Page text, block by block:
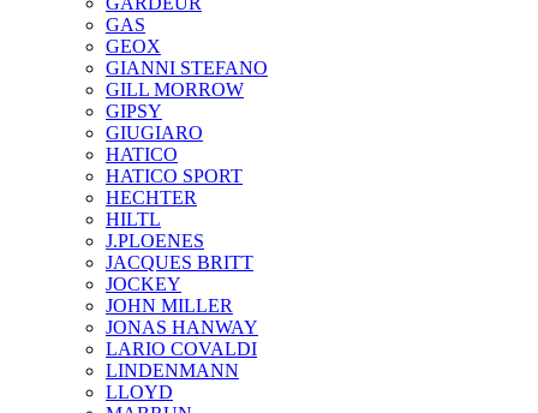
GAS
GEOX
GIANNI STEFANO
GILL MORROW
GIPSY
GIUGIARO
HATICO
HATICO SPORT
HECHTER
HILTL
J.PLOENES
JAСQUES BRITT
JOCKEY
JOHN MILLER
JONAS HANWAY
LARIO COVALDI
LINDENMANN
LLOYD